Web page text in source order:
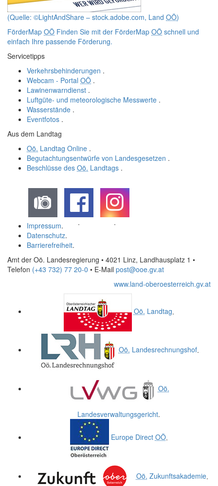
(Quelle: ©LightAndShare – stock.adobe.com, Land OÖ)
FörderMap OÖ Finden Sie mit der FörderMap OÖ schnell und
einfach Ihre passende Förderung.
Servicetipps
Verkehrsbehinderungen .
Webcam - Portal OÖ .
Lawinenwarndienst .
Luftgüte- und meteorologische Messwerte .
Wasserstände .
Eventfotos .
Aus dem Landtag
Oö. Landtag Online .
Begutachtungsentwürfe von Landesgesetzen .
Beschlüsse des Oö. Landtags .
. . .
Impressum.
Datenschutz.
Barrierefreiheit.
Amt der Oö. Landesregierung • 4021 Linz, Landhausplatz 1 •
Telefon (+43 732) 77 20-0 • E-Mail post@ooe.gv.at
www.land-oberoesterreich.gv.at
Oö. Landtag.
Oö. Landesrechnungshof.
Oö.
Landesverwaltungsgericht.
Europe Direct OÖ.
Oö. Zukunftsakademie.